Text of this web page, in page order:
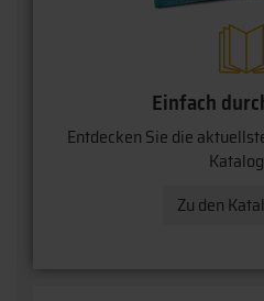
Einfach
Entdecken Sie die
Zu den